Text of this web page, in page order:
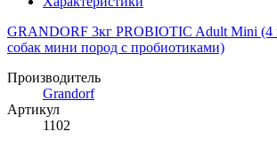
GRANDORF 3кг PROBIOTIC Adult Mini (4
собак мини пород с пробиотиками)
Производитель
Grandorf
Артикул
1102